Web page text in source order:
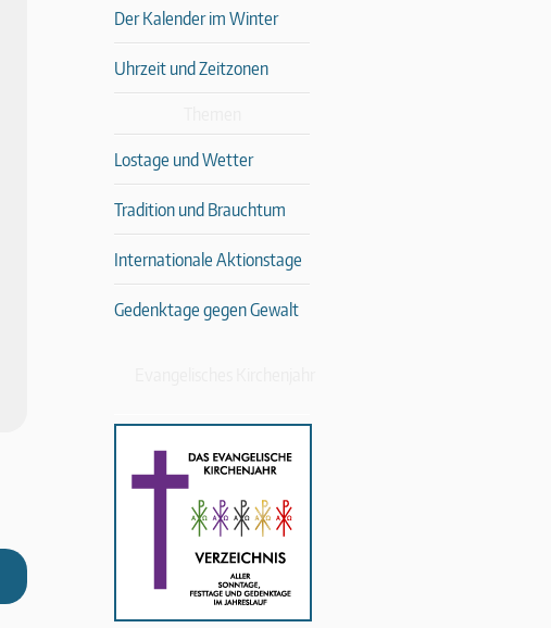
Der Kalender im Winter
Uhrzeit und Zeitzonen
Lostage und Wetter
Tradition und Brauchtum
Internationale Aktionstage
Gedenktage gegen Gewalt